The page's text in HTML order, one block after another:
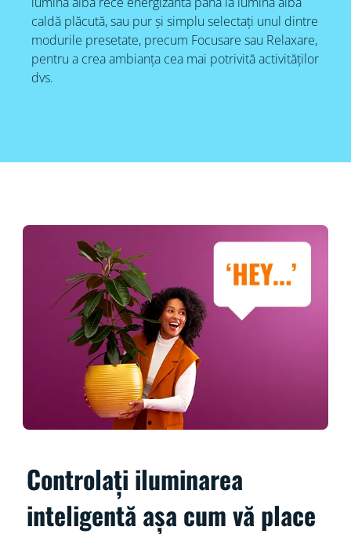
caldă plăcută, sau pur și simplu selectați unul dintre
modurile presetate, precum Focusare sau Relaxare,
pentru a crea ambianța cea mai potrivită activităților
dvs.
Controlați iluminarea
inteligentă așa cum vă place